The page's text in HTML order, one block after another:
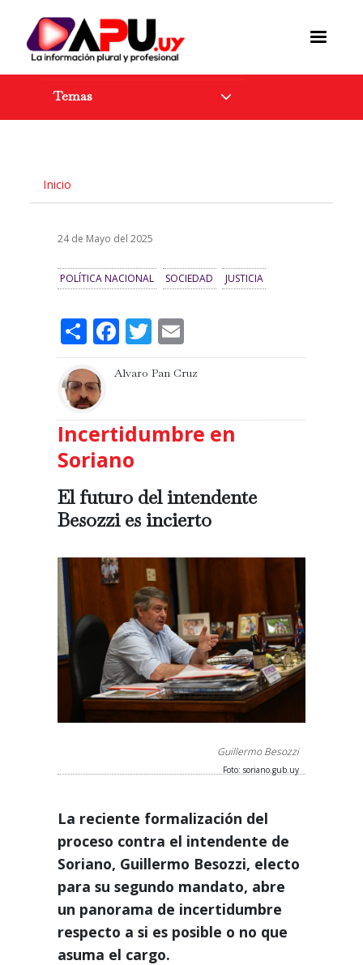
Temas
Inicio
24 de Mayo del 2025
POLÍTICA NACIONAL SOCIEDAD JUSTICIA
ShareFacebook
Twitter
Alvaro Pan Cruz
Incertidumbre en
Soriano
El futuro del intendente
Besozzi es incierto
Guillermo Besozzi
Foto: soriano.gub.uy
La reciente formalización del
proceso contra el intendente de
Soriano, Guillermo Besozzi, electo
para su segundo mandato, abre
un panorama de incertidumbre
respecto a si es posible o no que
asuma el cargo.